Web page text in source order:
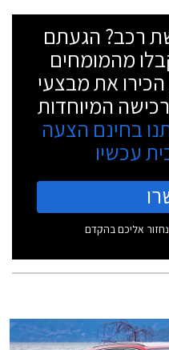
רכב? הגעתם
מהמומחים
הכירו את מבצעי
המיוחדות
בחינם הצעה
עכשיו
אליכם בהקדם